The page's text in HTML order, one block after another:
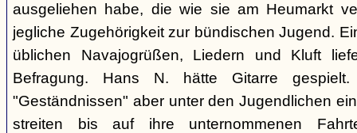
ausgeliehen habe, die wie sie am Heumarkt
jegliche Zugehörigkeit zur bündischen Jugend.
üblichen Navajogrüßen, Liedern und Kluft
Befragung. Hans N. hätte Gitarre
"Geständnissen" aber unter den Jugendlichen
streiten bis auf ihre unternommenen